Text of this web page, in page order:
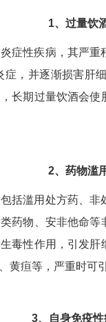
1、过量饮
症性疾病，其严重
，并逐渐损害肝
长期过量饮酒会
2、药物滥
括滥用处方药、
药物、安非他命
毒性作用，引发
疸等，严重时可
3、自身免疫性